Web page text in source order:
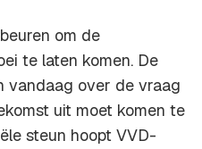
om de
te laten komen. De
vandaag over de vraag
uit moet komen te
steun hoopt VVD-